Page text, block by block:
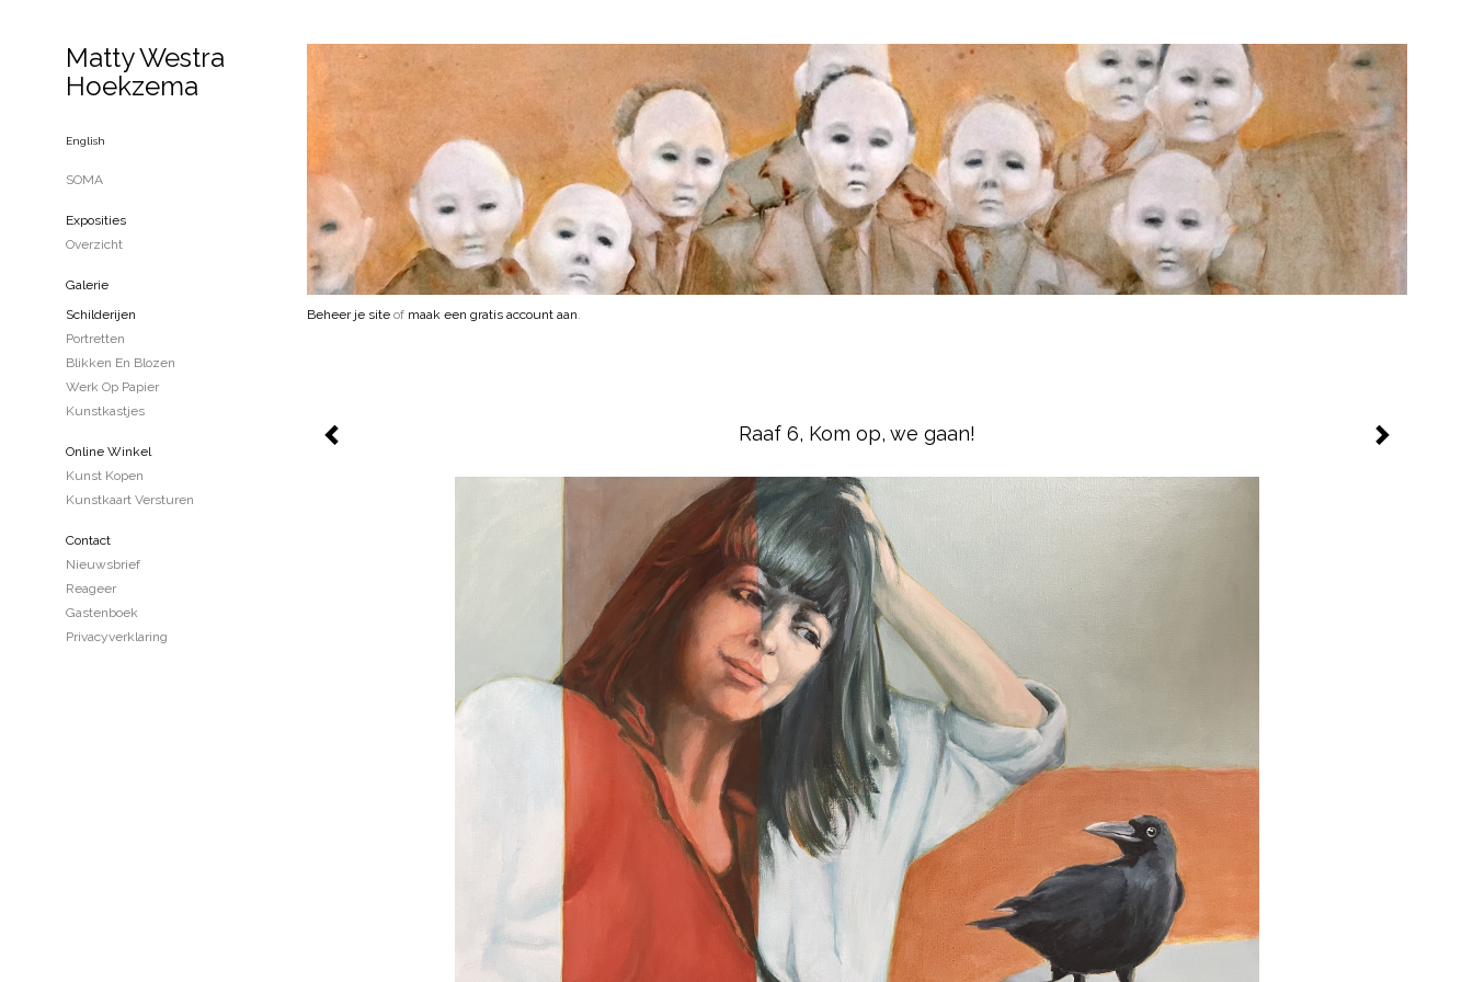
Beheer je site of maak een gratis account aan.
Raaf 6, Kom op, we gaan!
Matty Westra
Hoekzema
English
SOMA
Exposities
Overzicht
Galerie
Schilderijen
Portretten
Blikken En Blozen
Werk Op Papier
Kunstkastjes
Online Winkel
Kunst Kopen
Kunstkaart Versturen
Contact
Nieuwsbrief
Reageer
Gastenboek
Privacyverklaring